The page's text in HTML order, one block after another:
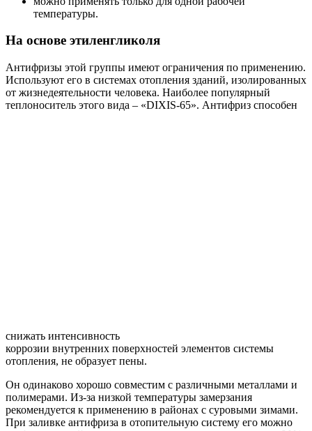
температуры.
На основе этиленгликоля
Антифризы этой группы имеют ограничения по применению.
Используют его в системах отопления зданий, изолированных
от жизнедеятельности человека. Наиболее популярный
теплоноситель этого вида – «DIXIS-65». Антифриз способен
снижать интенсивность
коррозии внутренних поверхностей элементов системы
отопления, не образует пены.
Он одинаково хорошо совместим с различными металлами и
полимерами. Из-за низкой температуры замерзания
рекомендуется к применению в районах с суровыми зимами.
При заливке антифриза в отопительную систему его можно